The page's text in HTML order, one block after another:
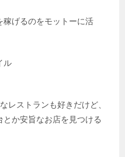
稼げるのをモットーに活
ル
レストランも好きだけど、
か安旨なお店を見つける